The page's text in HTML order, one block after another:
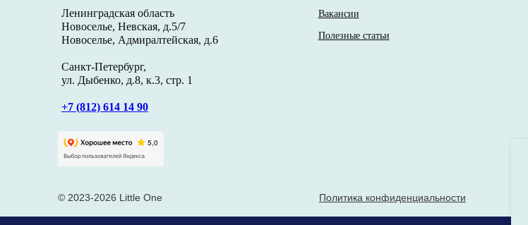
Ленинградская область
Новоселье, Невская, д.5/7
Новоселье, Адмиралтейская, д.6
Санкт-Петербург,
ул. Дыбенко, д.8, к.3, стр. 1
+7 (812) 614 14 90
Вакансии
Полезные статьи
© 2023-2026 Little One Политика конфиденциальности